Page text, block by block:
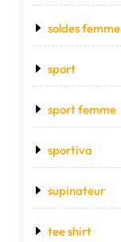
soldes femme
sport
sport femme
sportiva
supinateur
tee shirt